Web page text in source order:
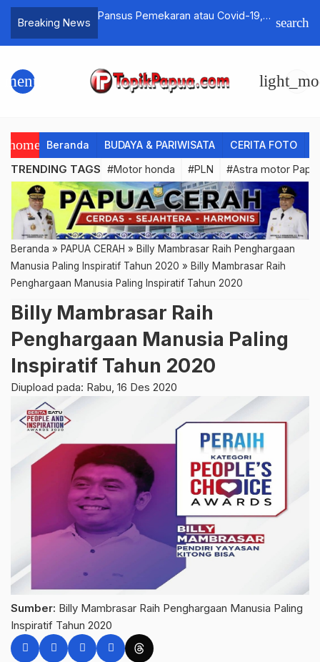
Breaking News
: Kondisi Capten
Pansus Pemekaran atau Covid-19,
Penting..!
Dandim
search
menu
home Beranda BUDAYA & PARIWISATA CERITA FOTO
TRENDING TAGS #Motor honda #PLN #Astra motor
Beranda » PAPUA CERAH » Billy Mambrasar Raih Penghargaan
Manusia Paling Inspiratif Tahun 2020 » Billy Mambrasar Raih
Penghargaan Manusia Paling Inspiratif Tahun 2020
Billy Mambrasar Raih
Penghargaan Manusia Paling
Inspiratif Tahun 2020
Diupload pada: Rabu, 16 Des 2020
Sumber: Billy Mambrasar Raih Penghargaan Manusia Paling
Inspiratif Tahun 2020